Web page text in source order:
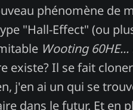
phénomène de
"Hall-Effect" (ou
Wooting 60HE...
existe? Il se fait
j'en ai un qui se
dans le futur. Et en